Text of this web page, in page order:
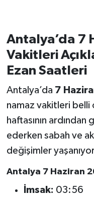
Antalya’da 7
Vakitleri
Ezan Saatleri
Antalya’da 7
namaz vakitleri belli
haftasının
ederken sabah ve
değişimler
Antalya 7 Haziran
İmsak: 03:56